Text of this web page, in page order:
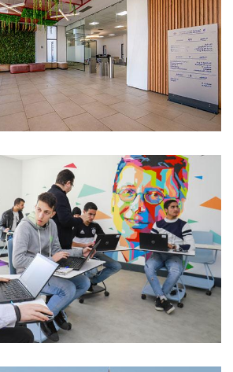
turismo de El Hank
Solidaria - Salé